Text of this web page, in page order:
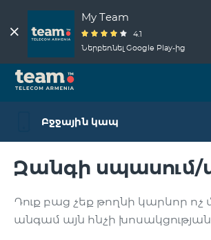
My Team
4.1
Ներբեռնել Google Play-ից
Բջջային կապ
Զանգի սպասում/
Դուք բաց չեք թողնի կարևոր ոչ
անգամ այն հնչի